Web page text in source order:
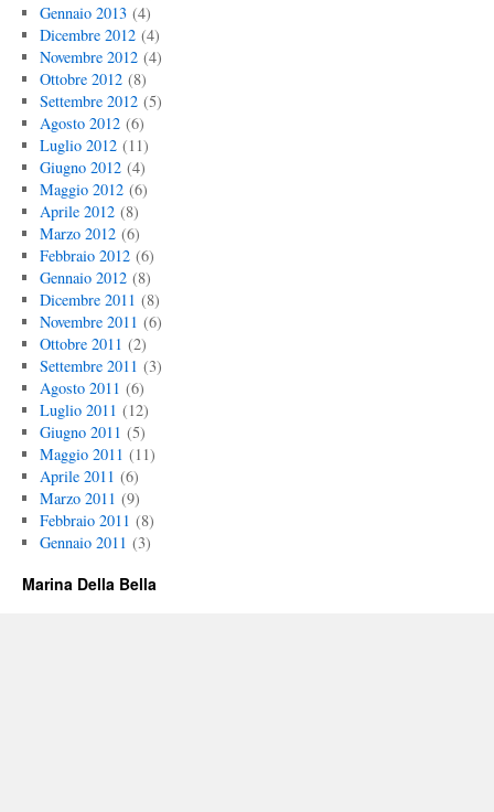
Gennaio 2013(4)
Dicembre 2012(4)
Novembre 2012(4)
Ottobre 2012(8)
Settembre 2012(5)
Agosto 2012(6)
Luglio 2012(11)
Giugno 2012(4)
Maggio 2012(6)
Aprile 2012(8)
Marzo 2012(6)
Febbraio 2012(6)
Gennaio 2012(8)
Dicembre 2011 (8)
Novembre 2011 (6)
Ottobre 2011 (2)
Settembre 2011 (3)
Agosto 2011 (6)
Luglio 2011 (12)
Giugno 2011 (5)
Maggio 2011 (11)
Aprile 2011 (6)
Marzo 2011 (9)
Febbraio 2011 (8)
Gennaio 2011 (3)
Marina Della Bella